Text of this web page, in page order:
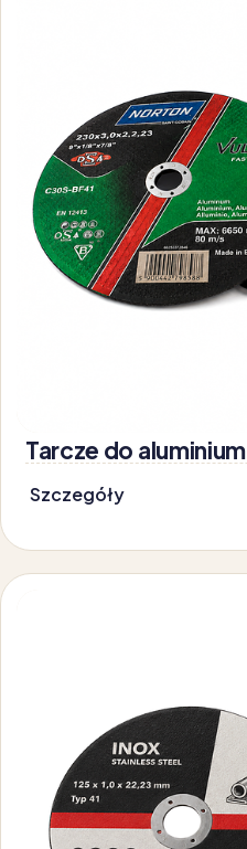
Tarcze do aluminium
Szczegóły